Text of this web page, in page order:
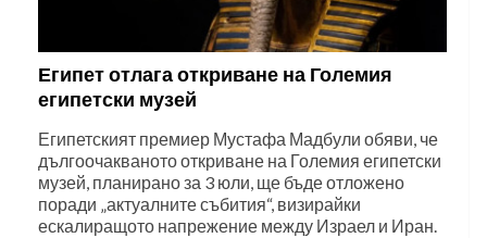
Египет отлага откриване на Големия
египетски музей
Египетският премиер Мустафа Мадбули обяви, че
дългоочакваното откриване на Големия египетски
музей, планирано за 3 юли, ще бъде отложено
поради „актуалните събития“, визирайки
ескалиращото напрежение между Израел и Иран.